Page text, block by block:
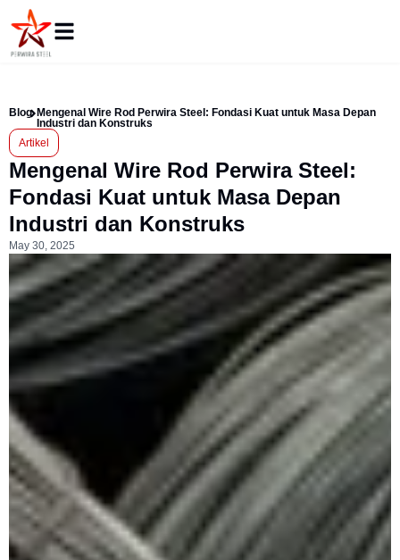
Blog Mengenal Wire Rod Perwira Steel: Fondasi Kuat untuk Masa Depan
Industri dan Konstruks
Artikel
Mengenal Wire Rod Perwira Steel:
Fondasi Kuat untuk Masa Depan
Industri dan Konstruks
May 30, 2025